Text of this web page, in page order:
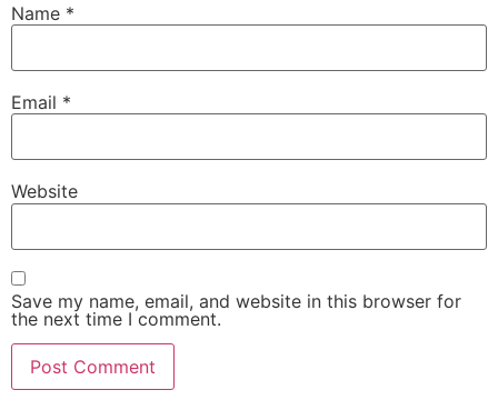
Name *
Email *
Website
Save my name, email, and website in this browser for
the next time I comment.